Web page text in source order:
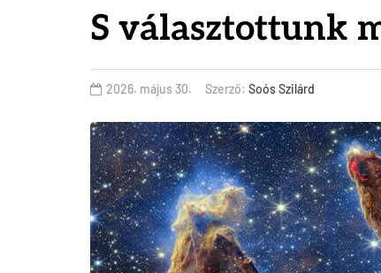
S választottunk
2026. május 30. Szerző: Soós Szilárd